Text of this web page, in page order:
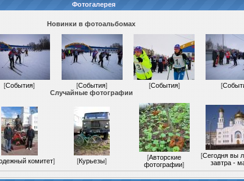
Фотогалерея
Новинки в фотоальбомах
[События] [События] [События] [
Случайные фотографии
комитет] [Курьезы] [Авторские
фотографии]
[Сегодня вы
завтра -